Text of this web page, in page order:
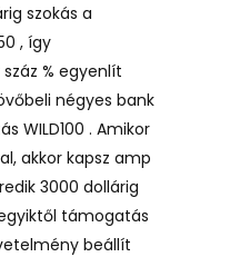
szokás a
, így
% egyenlít
négyes bank
WILD100 . Amikor
akkor kapsz amp
3000 dollárig
támogatás
beállít